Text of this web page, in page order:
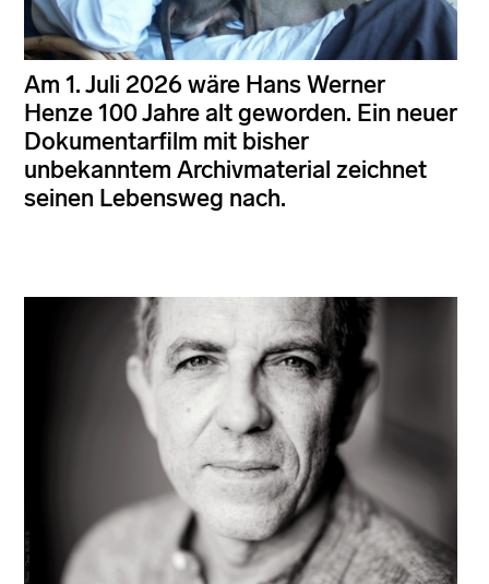
Am 1. Juli 2026 wäre Hans Werner
Henze 100 Jahre alt geworden. Ein neuer
Dokumentarfilm mit bisher
unbekanntem Archivmaterial zeichnet
seinen Lebensweg nach.